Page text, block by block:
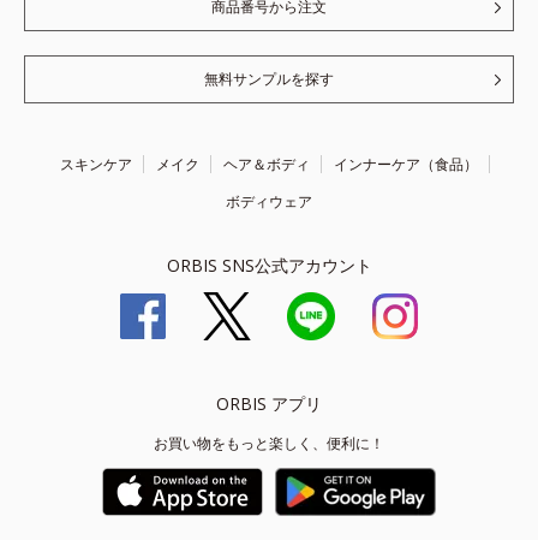
商品番号から注文
無料サンプルを探す
スキンケア メイク ヘア＆ボディ
インナーケア（食品）
ボディウェア
ORBIS SNS公式アカウント
ORBIS アプリ
お買い物をもっと楽しく、便利に！